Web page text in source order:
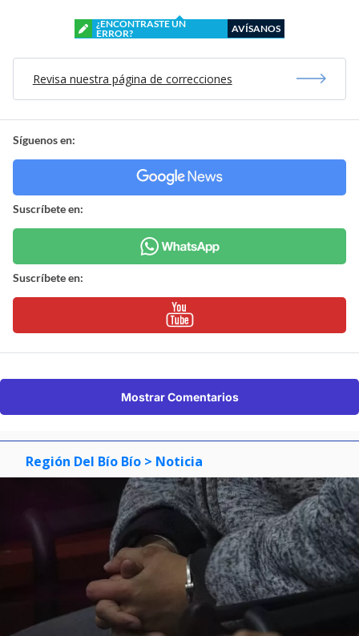
¿ENCONTRASTE UN
ERROR?
AVÍSANOS
Revisa nuestra página de correcciones
Síguenos en:
Suscríbete en:
Suscríbete en:
Mostrar Comentarios
Región Del Bío Bío > Noticia